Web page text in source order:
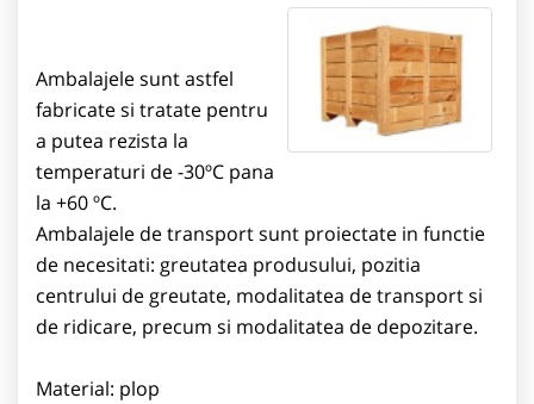
Ambalajele sunt astfel
fabricate si tratate pentru
a putea rezista la
temperaturi de -30ºC pana
la +60 ºC.
Ambalajele de transport sunt proiectate in functie
de necesitati: greutatea produsului, pozitia
centrului de greutate, modalitatea de transport si
de ridicare, precum si modalitatea de depozitare.
Material: plop